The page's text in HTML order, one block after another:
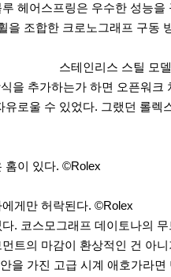
헤어스프링은 우수한 성능
조합한 크로노그래프 구
스테인리스 스틸 모
을 추가하는가 하면 오픈워
로울 수 있었다. 그랬던 롤
홈이 있다. ©Rolex
게만 허락된다. ©Rolex
. 코스모그래프 데이토나의
트의 마감이 환상적인 건 아
을 가진 고급 시계 애호가라